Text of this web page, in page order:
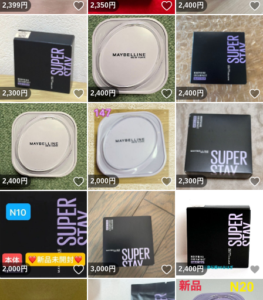
2,399円 いいね！
2,350円 いいね！
2,400円
2,300円 いいね！
2,400円 いいね！
2,400円
2,400円 いいね！
2,000円 いいね！
2,300円
2,000円 いいね！
3,000円 いいね！
2,400円